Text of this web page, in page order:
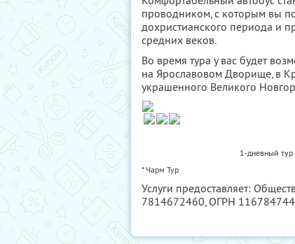
проводником, с которым вы
дохристианского периода и
средних веков.
Во время тура у вас будет
на Ярославовом Дворище, в
украшенного Великого
1-дневный тур
* Чарм Тур
Услуги предоставляет:
7814672460, ОГРН